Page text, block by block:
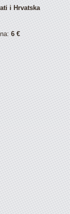
i Hrvatska
6 €